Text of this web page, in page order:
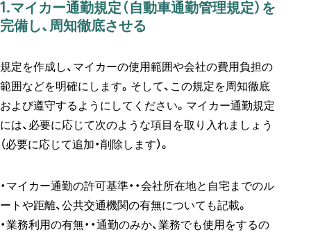
1.マイカー通勤規定（自動車通勤管理規定）を
完備し、周知徹底させる
規定を作成し、マイカーの使用範囲や会社の費用負担の
範囲などを明確にします。そして、この規定を周知徹底
および遵守するようにしてください。マイカー通勤規定
には、必要に応じて次のような項目を取り入れましょう
（必要に応じて追加・削除します）。
・マイカー通勤の許可基準・・会社所在地と自宅までのル
ートや距離、公共交通機関の有無についても記載。
・業務利用の有無・・通勤のみか、業務でも使用をするの